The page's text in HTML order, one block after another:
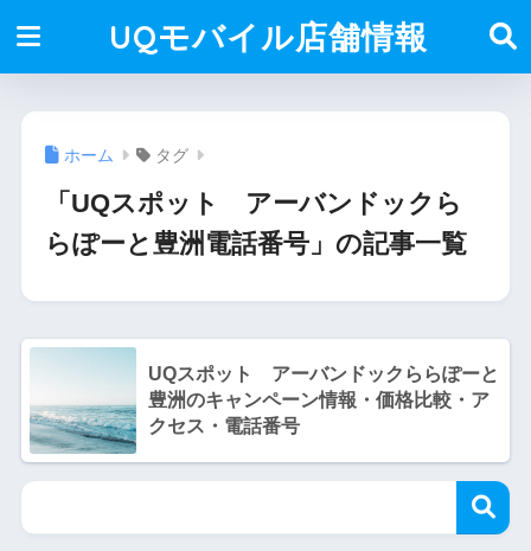
UQモバイル店舗情報
ホーム タグ
「UQスポット アーバンドックら
らぽーと豊洲電話番号」の記事一覧
UQスポット アーバンドックららぽーと
豊洲のキャンペーン情報・価格比較・ア
クセス・電話番号